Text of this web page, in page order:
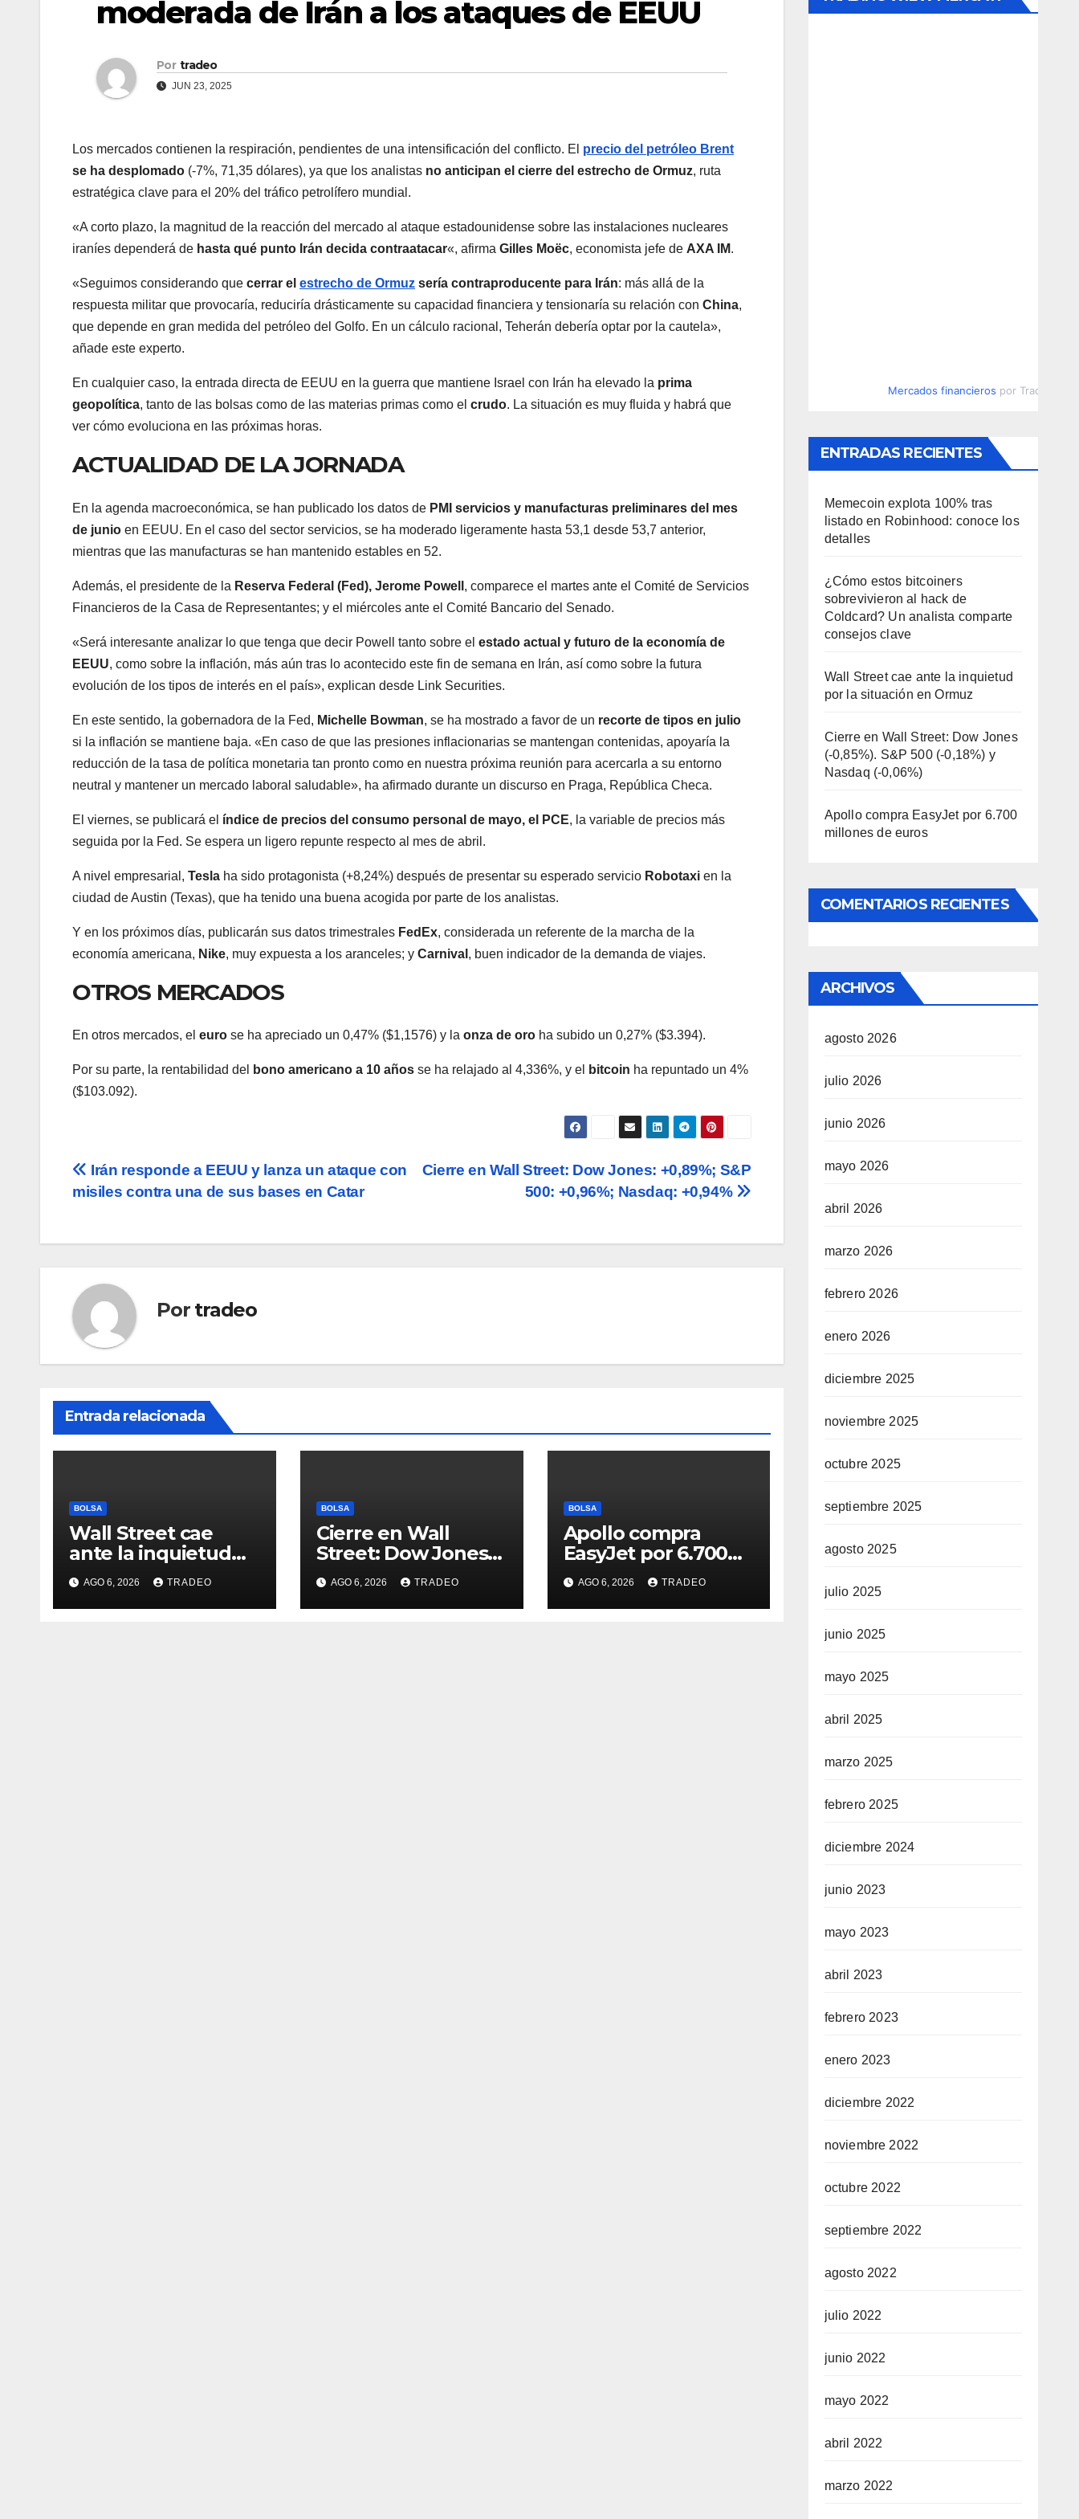
moderada de Irán a los ataques de EEUU
Por tradeo
JUN 23, 2025
Los mercados contienen la respiración, pendientes de una intensificación del conflicto. El precio del petróleo Brent
se ha desplomado (-7%, 71,35 dólares), ya que los analistas no anticipan el cierre del estrecho de Ormuz, ruta
estratégica clave para el 20% del tráfico petrolífero mundial.
«A corto plazo, la magnitud de la reacción del mercado al ataque estadounidense sobre las instalaciones nucleares
iraníes dependerá de hasta qué punto Irán decida contraatacar«, afirma Gilles Moëc, economista jefe de AXA IM.
«Seguimos considerando que cerrar el estrecho de Ormuz sería contraproducente para Irán: más allá de la
respuesta militar que provocaría, reduciría drásticamente su capacidad financiera y tensionaría su relación con China,
que depende en gran medida del petróleo del Golfo. En un cálculo racional, Teherán debería optar por la cautela»,
añade este experto.
En cualquier caso, la entrada directa de EEUU en la guerra que mantiene Israel con Irán ha elevado la prima
geopolítica, tanto de las bolsas como de las materias primas como el crudo. La situación es muy fluida y habrá que
ver cómo evoluciona en las próximas horas.
ACTUALIDAD DE LA JORNADA
En la agenda macroeconómica, se han publicado los datos de PMI servicios y manufacturas preliminares del mes
de junio en EEUU. En el caso del sector servicios, se ha moderado ligeramente hasta 53,1 desde 53,7 anterior,
mientras que las manufacturas se han mantenido estables en 52.
Además, el presidente de la Reserva Federal (Fed), Jerome Powell , comparece el martes ante el Comité de Servicios
Financieros de la Casa de Representantes; y el miércoles ante el Comité Bancario del Senado.
«Será interesante analizar lo que tenga que decir Powell tanto sobre el estado actual y futuro de la economía de
EEUU, como sobre la inflación, más aún tras lo acontecido este fin de semana en Irán, así como sobre la futura
evolución de los tipos de interés en el país», explican desde Link Securities.
En este sentido, la gobernadora de la Fed, Michelle Bowman, se ha mostrado a favor de un recorte de tipos en julio
si la inflación se mantiene baja. «En caso de que las presiones inflacionarias se mantengan contenidas, apoyaría la
reducción de la tasa de política monetaria tan pronto como en nuestra próxima reunión para acercarla a su entorno
neutral y mantener un mercado laboral saludable», ha afirmado durante un discurso en Praga, República Checa.
El viernes, se publicará el índice de precios del consumo personal de mayo, el PCE, la variable de precios más
seguida por la Fed. Se espera un ligero repunte respecto al mes de abril.
A nivel empresarial, Tesla ha sido protagonista (+8,24%) después de presentar su esperado servicio Robotaxi en la
ciudad de Austin (Texas), que ha tenido una buena acogida por parte de los analistas.
Y en los próximos días, publicarán sus datos trimestrales FedEx, considerada un referente de la marcha de la
economía americana, Nike, muy expuesta a los aranceles; y Carnival , buen indicador de la demanda de viajes.
OTROS MERCADOS
En otros mercados, el euro se ha apreciado un 0,47% ($1,1576) y la onza de oro ha subido un 0,27% ($3.394).
Por su parte, la rentabilidad del bono americano a 10 años se ha relajado al 4,336%, y el bitcoin ha repuntado un 4%
($103.092).
Navegación
entradas
Cierre en Wall Street: Dow Jones: +0,89%; S&P
500: +0,96%; Nasdaq: +0,94%
Irán responde a EEUU y lanza un ataque con
misiles contra una de sus bases en Catar
Por tradeo
Entrada relacionada
BOLSA
Wall Street cae
ante la inquietud
por la situación en
Ormuz
AGO 6, 2026 TRADEO
BOLSA
Cierre en Wall
Street: Dow Jones
(-0,85%). S&P 500
(-0,18%) y Nasdaq
(-0,06%)
AGO 6, 2026 TRADEO
BOLSA
Apollo compra
EasyJet por 6.700
millones de euros
AGO 6, 2026 TRADEO
Mercados financieros por
ENTRADAS RECIENTES
Memecoin explota 100% tras
listado en Robinhood: conoce los
detalles
¿Cómo estos bitcoiners
sobrevivieron al hack de
Coldcard? Un analista comparte
consejos clave
Wall Street cae ante la inquietud
por la situación en Ormuz
Cierre en Wall Street: Dow Jones
(-0,85%). S&P 500 (-0,18%) y
Nasdaq (-0,06%)
Apollo compra EasyJet por 6.700
millones de euros
COMENTARIOS RECIENTES
ARCHIVOS
agosto 2026
julio 2026
junio 2026
mayo 2026
abril 2026
marzo 2026
febrero 2026
enero 2026
diciembre 2025
noviembre 2025
octubre 2025
septiembre 2025
agosto 2025
julio 2025
junio 2025
mayo 2025
abril 2025
marzo 2025
febrero 2025
diciembre 2024
junio 2023
mayo 2023
abril 2023
febrero 2023
enero 2023
diciembre 2022
noviembre 2022
octubre 2022
septiembre 2022
agosto 2022
julio 2022
junio 2022
mayo 2022
abril 2022
marzo 2022